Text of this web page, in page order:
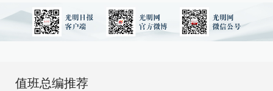
值班总编推荐